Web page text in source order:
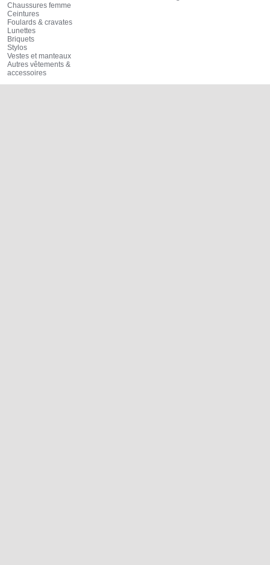
Chaussures femme
Ceintures
Foulards & cravates
Lunettes
Briquets
Stylos
Vestes et manteaux
Autres vêtements &
accessoires